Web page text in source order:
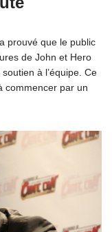
prouvé que le public
de John et Hero
à l’équipe. Ce
commencer par un